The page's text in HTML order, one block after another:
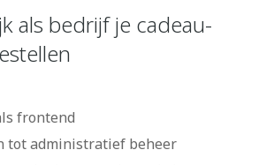
als bedrijf je cadeau-
frontend
tot administratief beheer